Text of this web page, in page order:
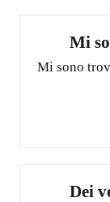
Mi
Mi sono
Dei